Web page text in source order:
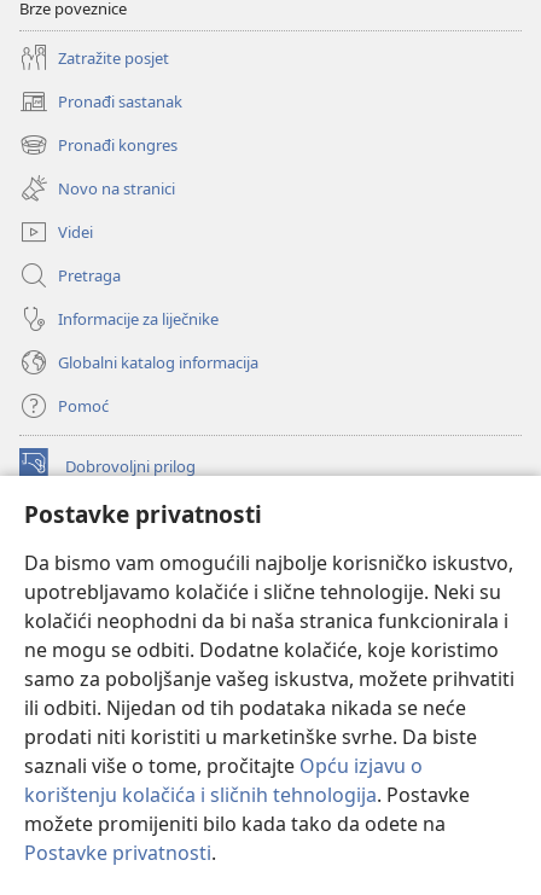
Postavke privatnosti
Da bismo vam omogućili najbolje korisničko iskustvo,
upotrebljavamo kolačiće i slične tehnologije. Neki su
kolačići neophodni da bi naša stranica funkcionirala i
ne mogu se odbiti. Dodatne kolačiće, koje koristimo
samo za poboljšanje vašeg iskustva, možete prihvatiti
ili odbiti. Nijedan od tih podataka nikada se neće
prodati niti koristiti u marketinške svrhe. Da biste
saznali više o tome, pročitajte Opću izjavu o
korištenju kolačića i sličnih tehnologija. Postavke
možete promijeniti bilo kada tako da odete na
Postavke privatnosti.
Brze poveznice
Zatražite posjet
Pronađi sastanak
(otvara
se
novi
prozor)
Pronađi kongres
(otvara
se
novi
prozor)
Novo na stranici
Videi
Pretraga
Informacije za liječnike
Globalni katalog informacija
Pomoć
Dobrovoljni prilog
(otvara
novi
INTERNETSKA BIBLIOTEKA Watchtower
se
novi
prozor)
JW Hub
(otvara
se
novi
JW Library
Watchtower Library
Copyright© 2026 Watch Tower Bible and Tract Society of Pennsylvania.
UVJETI KORIŠTENJA|